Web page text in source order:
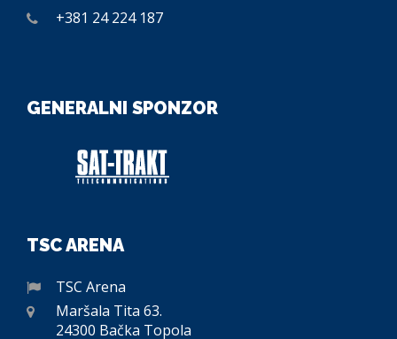
+381 24 224 187
GENERALNI SPONZOR
TSC ARENA
TSC Arena
Maršala Tita 63.
24300 Bačka Topola